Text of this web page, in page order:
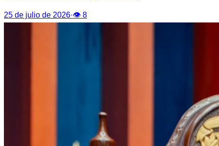
25 de julio de 2026·👁 8